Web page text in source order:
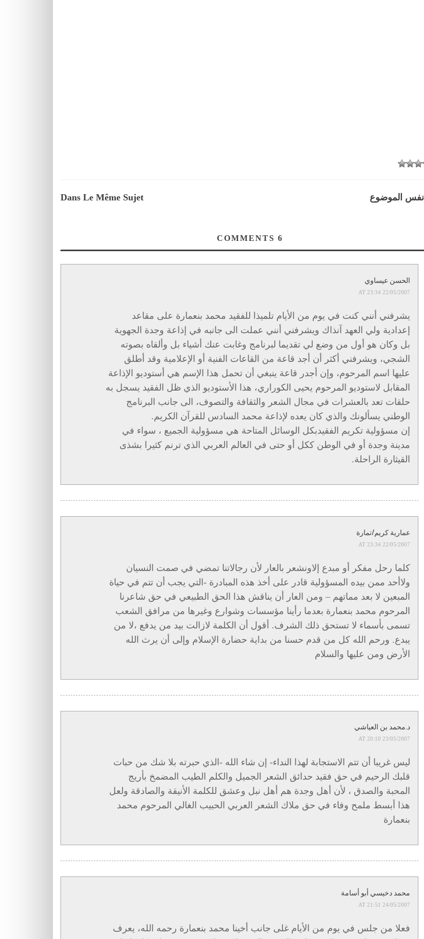
Dans Le Même Sujet الموضوع
6
الحسن عيساوي
22/05/2007 AT 23:34
يشرفني أنني كنت في يوم من الأيام تلميذا للفقيد محمد بنعمارة على مقاعد
إعدادية ولي العهد آنذاك ويشرفني أنني عملت الى جانبه في إذاعة وجدة الجهوية
بل وكان هو أول من وضع لي تقديما لبرنامج وغابت عنك أشياء بل وألقاه بصوته
الشجي، ويشرفني أكثر أن أجد قاعة من القاعات الفنية أو الإعلامية وقد أطلق
عليها اسم المرحوم، وإن أجدر قاعة ينبغي أن تحمل هذا الإسم هي أستوديو الإذاعة
المقابل لاستوديو المرحوم يحيى الكوراري، هذا الأستوديو الذي ظل الفقيد يسجل به
حلقات تعد بالعشرات في مجال الشعر والثقافة والتصوف، الى جانب البرنامج
الوطني يسألونك والذي كان يعده لإذاعة محمد السادس للقرآن الكريم.
إن مسؤولية تكريم الفقيدبكل الوسائل المتاحة هي مسؤولية الجميع ، سواء في
مدينة وجدة أو في الوطن ككل أو حتى في العالم العربي الذي ترنم كثيرا بشذى
القيثارة الراحلة.
عمارية كريم/تمارة
22/05/2007 AT 23:34
كلما رحل مفكر أو مبدع إلاونشعر بالعار لأن رجالاتنا تمضي في صمت النسيان
ولاأحد ممن بيده المسؤولية قادر على أخذ هذه المبادرة -التي يجب أن تتم في حياة
المبعين لا بعد مماتهم – ومن العار أن يناقش هذا الحق الطبيعي في حق شاعرنا
المرحوم محمد بنعمارة بعدما رأينا مؤسسات وشوارع وغيرها من مرافق الشعب
تسمى بأسماء لا تستحق ذلك الشرف. أقول أن الكلمة لازالت بيد من يدفع ،لا من
يبدع. ورحم الله كل من قدم حسنا من بداية حضارة الإسلام وإلى أن يرث الله
الأرض ومن عليها والسلام
د.محمد بن العياشي
23/05/2007 AT 20:10
ليس غريبا أن تتم الاستجابة لهذا النداء- إن شاء الله -الذي حبرته بلا شك من حبات
قلبك الرحيم في حق فقيد حدائق الشعر الجميل والكلم الطيب المضمخ بأريج
المحبة والصدق ، لأن أهل وجدة هم أهل نبل وعشق للكلمة الأنيقة والصادقة ولعل
هذا أبسط ملمح وفاء في حق ملاك الشعر العربي الحبيب الغالي المرحوم محمد
بنعمارة
محمد دخيسي أبو أسامة
24/05/2007 AT 21:51
فعلا من جلس في يوم من الأيام غلى جانب أخينا محمد بنعمارة رحمه الله، يعرف